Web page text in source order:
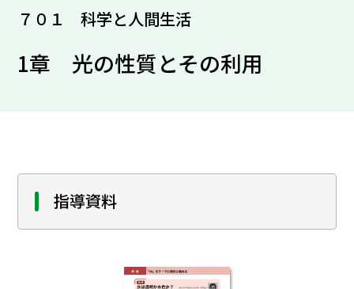
７０１ 科学と人間生活
1章 光の性質とその利用
指導資料